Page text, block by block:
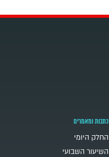
כתבות ומאמרים
החלק היומי
השיעור השבועי